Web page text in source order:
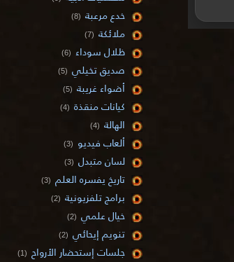
خدع مرعبة (8)
ملائكة (7)
ظلال سوداء (6)
صديق تخيلي (5)
أضواء غريبة (5)
كيانات منقذة (4)
الهالة (4)
ألعاب فيديو (3)
لسان متبدل (3)
تاريخ يفسره العلم (3)
برامج تلفزيونية (2)
خيال علمي (2)
تنويم إيحائي (2)
جلسات إستحضار الأرواح (1)